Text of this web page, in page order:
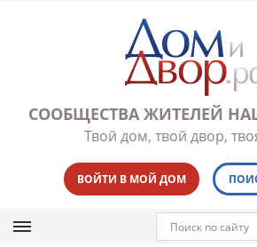
СООБЩЕСТВА ЖИТЕЛЕЙ
Твой дом, твой двор,
ВОЙТИ В МОЙ ДОМ